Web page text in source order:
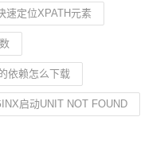
速定位XPATH元素
依赖怎么下载
启动UNIT NOT FOUND